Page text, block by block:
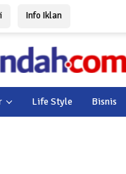
Info Iklan
Life Style Bisnis